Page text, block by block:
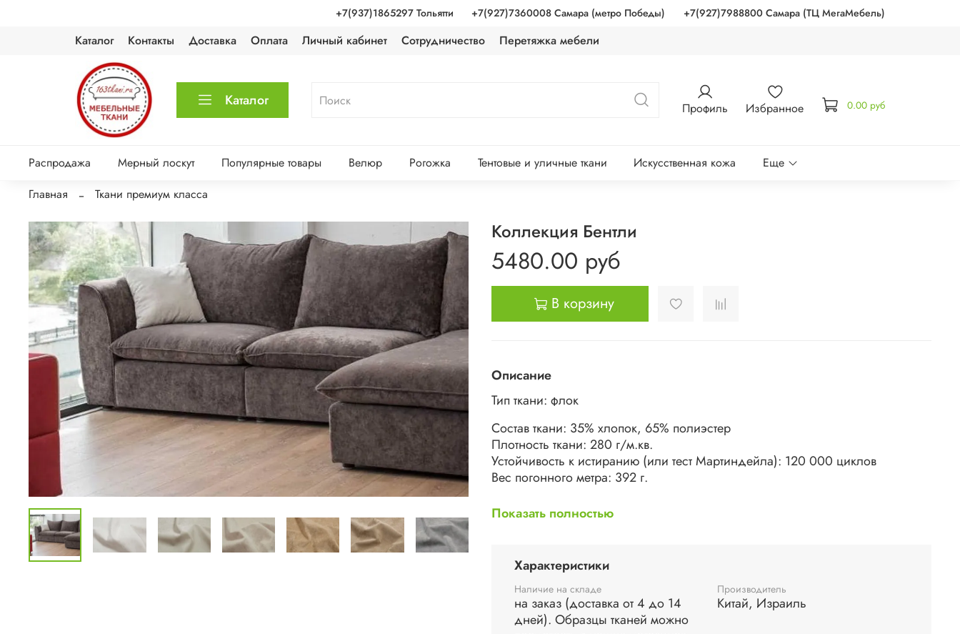
+7(937)1865297 Тольятти +7(927)7360008 Самара (метро Победы) +7(927)7988800 Самара (ТЦ МегаМебель)
Каталог Контакты Доставка Оплата Личный кабинет Сотрудничество Перетяжка мебели
Каталог Профиль Избранное 0.00 руб
Распродажа Мерный лоскут Популярные товары Велюр Рогожка Тентовые и уличные ткани Искусственная кожа
Еще
Главная
Ткани премиум класса
Коллекция Бентли
5480.00 руб
В корзину
Описание
Тип ткани: флок
Состав ткани: 35% хлопок, 65% полиэстер
Плотность ткани: 280 г/м.кв.
Устойчивость к истиранию (или тест Мартиндейла): 120 000 циклов
Вес погонного метра: 392 г.
Защитная формула ворса Antistain
Для удаления пятен воспользуйтесь губкой, смоченной в мыльном растворе
(95% воды и 5% мыла)
Показать полностью
Характеристики
Наличие на складе
на заказ (доставка от 4 до 14
дней). Образцы тканей можно
Производитель
Китай, Израиль